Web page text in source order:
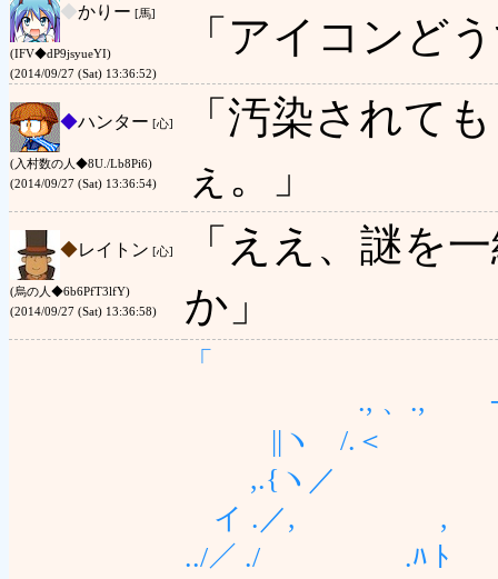
◆かりー [馬]
(IFV◆dP9jsyueYI)
(2014/09/27 (Sat) 13:36:52)
「アイコンど
◆ハンター [心]
(入村数の人◆8U./Lb8Pi6)
(2014/09/27 (Sat) 13:36:54)
「汚染されて
ぇ。」
◆レイトン [心]
(烏の人◆6b6PfT3lfY)
(2014/09/27 (Sat) 13:36:58)
「ええ、謎を
か」
「
., 、.,
||ヽ /.
,.{ヽ
イ .／
../／ ./ .ﾊ ﾄ